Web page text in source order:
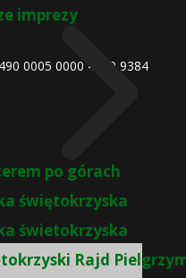
imprezy
po górach
świętokrzyska
świetokrzyska
Rajd
0005 0000 4530 9384